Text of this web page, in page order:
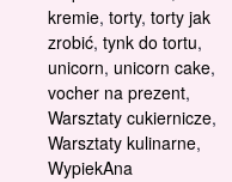
kremie, torty, torty jak
zrobić, tynk do tortu,
unicorn, unicorn cake,
vocher na prezent,
Warsztaty cukiernicze,
Warsztaty kulinarne,
WypiekAna